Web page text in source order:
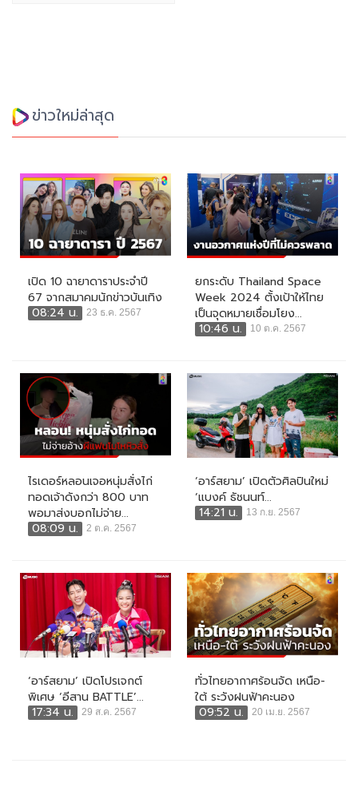
ข่าวใหม่ล่าสุด
เปิด 10 ฉายาดาราประจำปี
67 จากสมาคมนักข่าวบันเทิง
08:24 น.
23 ธ.ค. 2567
ยกระดับ Thailand Space
Week 2024 ตั้งเป้าให้ไทย
เป็นจุดหมายเชื่อมโยง...
10:46 น.
10 ต.ค. 2567
ไรเดอร์หลอนเจอหนุ่มสั่งไก่
ทอดเจ้าดังกว่า 800 บาท
พอมาส่งบอกไม่จ่าย...
08:09 น.
2 ต.ค. 2567
‘อาร์สยาม’ เปิดตัวศิลปินใหม่
‘แบงค์ ธัชนนท์...
14:21 น.
13 ก.ย. 2567
‘อาร์สยาม’ เปิดโปรเจกต์
พิเศษ ‘อีสาน BATTLE’...
17:34 น.
29 ส.ค. 2567
ทั่วไทยอากาศร้อนจัด เหนือ-
ใต้ ระวังฝนฟ้าคะนอง
09:52 น.
20 เม.ย. 2567